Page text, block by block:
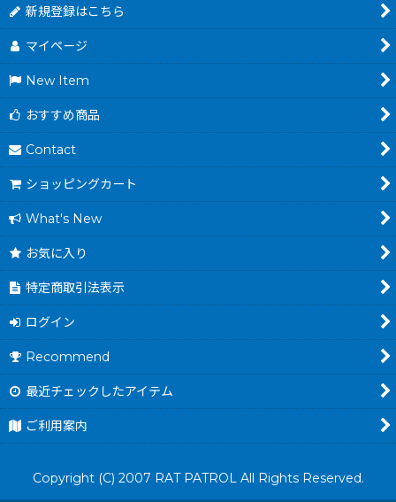
新規登録はこちら
マイページ
New Item
おすすめ商品
Contact
ショッピングカート
What's New
お気に入り
特定商取引法表示
ログイン
Recommend
最近チェックしたアイテム
ご利用案内
Copyright (C) 2007 RAT PATROL All Rights Reserved.